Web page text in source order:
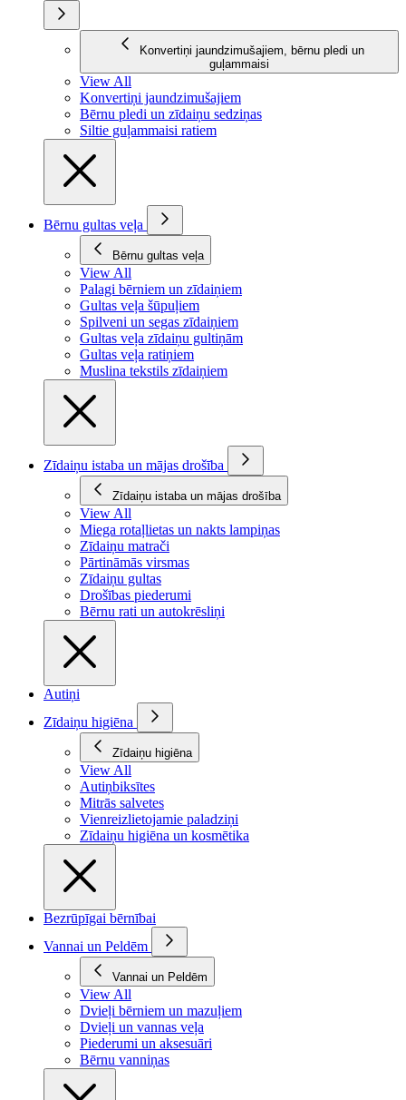
Konvertiņi jaundzimušajiem, bērnu pledi un
guļammaisi
View All
Konvertiņi jaundzimušajiem
Bērnu pledi un zīdaiņu sedziņas
Siltie guļammaisi ratiem
Bērnu gultas veļa
Bērnu gultas veļa
View All
Palagi bērniem un zīdaiņiem
Gultas veļa šūpuļiem
Spilveni un segas zīdaiņiem
Gultas veļa zīdaiņu gultiņām
Gultas veļa ratiņiem
Muslina tekstils zīdaiņiem
Zīdaiņu istaba un mājas drošība
Zīdaiņu istaba un mājas drošība
View All
Miega rotaļlietas un nakts lampiņas
Zīdaiņu matrači
Pārtināmās virsmas
Zīdaiņu gultas
Drošības piederumi
Bērnu rati un autokrēsliņi
Autiņi
Zīdaiņu higiēna
Zīdaiņu higiēna
View All
Autiņbiksītes
Mitrās salvetes
Vienreizlietojamie paladziņi
Zīdaiņu higiēna un kosmētika
Bezrūpīgai bērnībai
Vannai un Peldēm
Vannai un Peldēm
View All
Dvieļi bērniem un mazuļiem
Dvieļi un vannas veļa
Piederumi un aksesuāri
Bērnu vanniņas